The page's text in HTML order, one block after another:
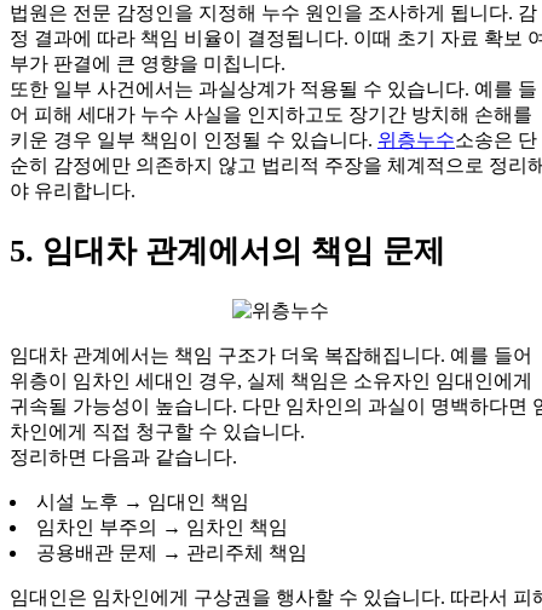
법원은 전문 감정인을 지정해 누수 원인을 조사하게 됩니다. 감
정 결과에 따라 책임 비율이 결정됩니다. 이때 초기 자료 확보
부가 판결에 큰 영향을 미칩니다.
또한 일부 사건에서는 과실상계가 적용될 수 있습니다. 예를 들
어 피해 세대가 누수 사실을 인지하고도 장기간 방치해 손해를
키운 경우 일부 책임이 인정될 수 있습니다. 위층누수소송은 단
순히 감정에만 의존하지 않고 법리적 주장을 체계적으로 정리
야 유리합니다.
5. 임대차 관계에서의 책임 문제
임대차 관계에서는 책임 구조가 더욱 복잡해집니다. 예를 들어
위층이 임차인 세대인 경우, 실제 책임은 소유자인 임대인에게
귀속될 가능성이 높습니다. 다만 임차인의 과실이 명백하다면
차인에게 직접 청구할 수 있습니다.
정리하면 다음과 같습니다.
시설 노후 → 임대인 책임
임차인 부주의 → 임차인 책임
공용배관 문제 → 관리주체 책임
임대인은 임차인에게 구상권을 행사할 수 있습니다. 따라서 피